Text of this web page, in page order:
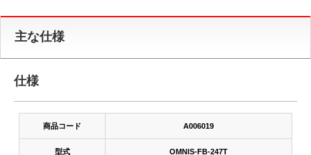
主な仕様
仕様
商品コード A006019
型式 OMNIS-FB-247T